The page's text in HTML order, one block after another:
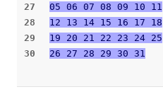
27
28
29
30
05 06 07 08 09 10 11
12 13 14 15 16 17 18
19 20 21 22 23 24 25
26 27 28 29 30 31